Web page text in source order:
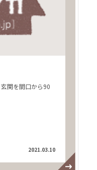
関を間口から90
2021.03.10